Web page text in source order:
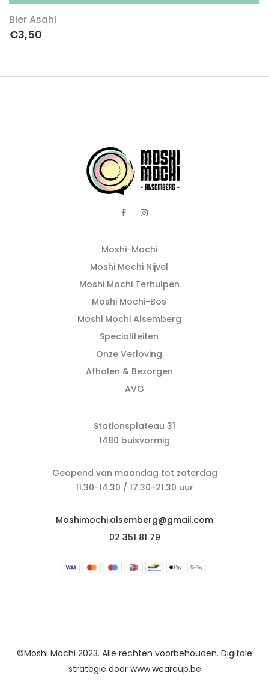
Bier Asahi
€3,50
Moshi-Mochi
Moshi Mochi Nijvel
Moshi Mochi Terhulpen
Moshi Mochi-Bos
Moshi Mochi Alsemberg
Specialiteiten
Onze Verloving
Afhalen & Bezorgen
AVG
Stationsplateau 31
1480 buisvormig
Geopend van maandag tot zaterdag
11.30-14.30 / 17.30-21.30 uur
Moshimochi.alsemberg@gmail.com
02 351 81 79
©Moshi Mochi 2023. Alle rechten voorbehouden. Digitale
strategie door www.weareup.be